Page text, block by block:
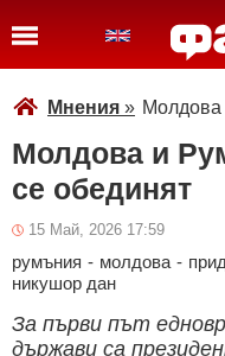
Мнения » Молдова
Молдова и
се обединят
15 Май, 2026 17:59
румъния - молдова -
никушор дан
За първи път
държави са